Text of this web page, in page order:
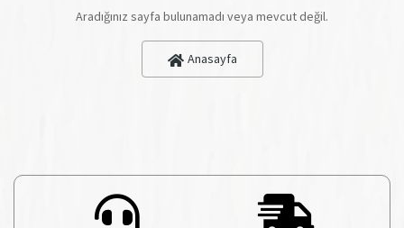
Aradığınız sayfa bulunamadı veya mevcut değil.
Anasayfa